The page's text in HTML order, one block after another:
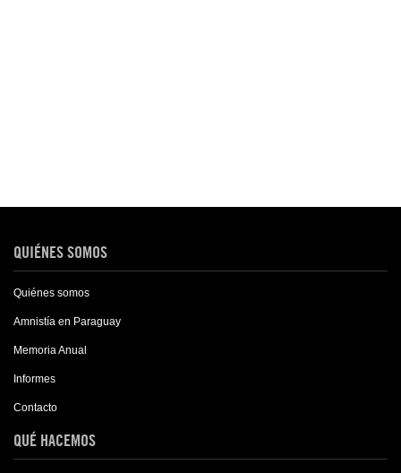
QUIÉNES SOMOS
Quiénes somos
Amnistía en Paraguay
Memoria Anual
Informes
Contacto
QUÉ HACEMOS